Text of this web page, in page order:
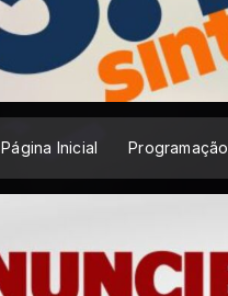
Página Inicial Programação